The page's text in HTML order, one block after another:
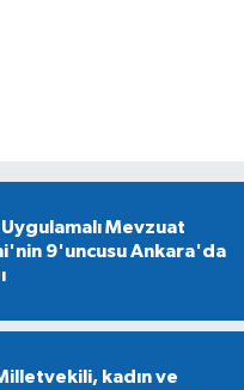
Mevzuat
9'uncusu Ankara'da
kadın ve